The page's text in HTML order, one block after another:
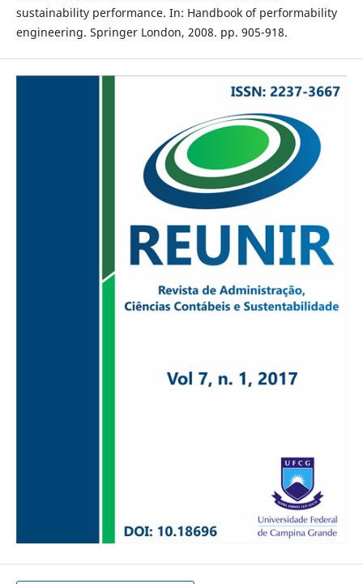
sustainability performance. In: Handbook of performability
engineering. Springer London, 2008. pp. 905-918.